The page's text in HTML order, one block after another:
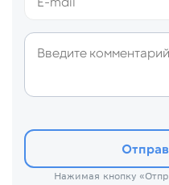
Нажимая кнопку